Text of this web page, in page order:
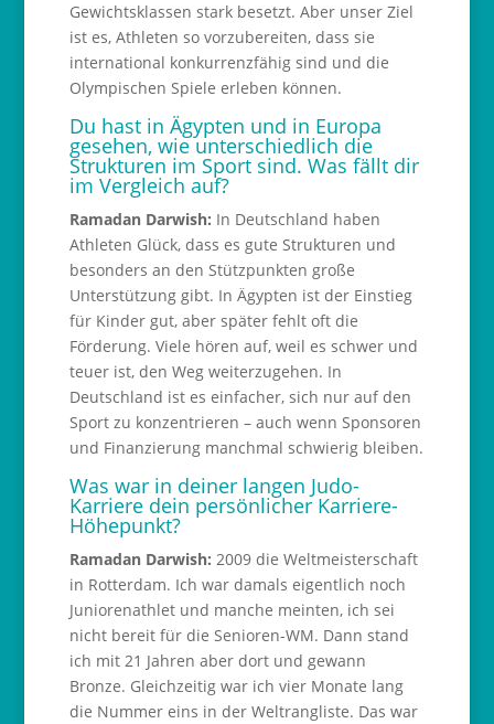
Gewichtsklassen stark besetzt. Aber unser Ziel
ist es, Athleten so vorzubereiten, dass sie
international konkurrenzfähig sind und die
Olympischen Spiele erleben können.
Du hast in Ägypten und in Europa
gesehen, wie unterschiedlich die
Strukturen im Sport sind. Was fällt dir
im Vergleich auf?
Ramadan Darwish: In Deutschland haben
Athleten Glück, dass es gute Strukturen und
besonders an den Stützpunkten große
Unterstützung gibt. In Ägypten ist der Einstieg
für Kinder gut, aber später fehlt oft die
Förderung. Viele hören auf, weil es schwer und
teuer ist, den Weg weiterzugehen. In
Deutschland ist es einfacher, sich nur auf den
Sport zu konzentrieren – auch wenn Sponsoren
und Finanzierung manchmal schwierig bleiben.
Was war in deiner langen Judo-
Karriere dein persönlicher Karriere-
Höhepunkt?
Ramadan Darwish: 2009 die Weltmeisterschaft
in Rotterdam. Ich war damals eigentlich noch
Juniorenathlet und manche meinten, ich sei
nicht bereit für die Senioren-WM. Dann stand
ich mit 21 Jahren aber dort und gewann
Bronze. Gleichzeitig war ich vier Monate lang
die Nummer eins in der Weltrangliste. Das war